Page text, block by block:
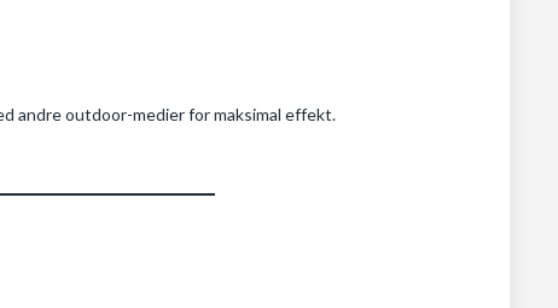
andre outdoor-medier for maksimal effekt.